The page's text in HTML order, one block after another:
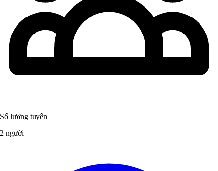
Số lượng tuyển
2 người